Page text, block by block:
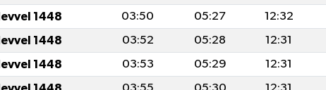
1448 03:50 05:27 12:32
1448 03:52 05:28 12:31
1448 03:53 05:29 12:31